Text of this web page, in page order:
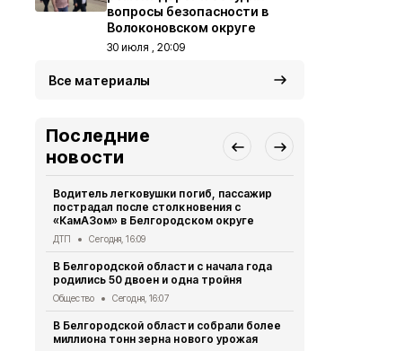
вопросы безопасности в
Волоконовском округе
30 июля , 20:09
Все материалы
Последние
новости
Водитель легковушки погиб, пассажир
пострадал после столкновения с
«КамАЗом» в Белгородском округе
ДТП Сегодня, 16:09
В Белгородской области с начала года
родились 50 двоен и одна тройня
Общество Сегодня, 16:07
В Белгородской области собрали более
миллиона тонн зерна нового урожая